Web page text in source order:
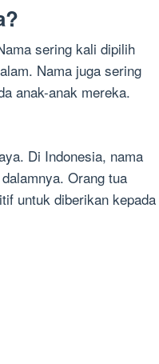
sering kali dipilih
Nama juga sering
anak-anak mereka.
Di Indonesia, nama
Orang tua
untuk diberikan kepada